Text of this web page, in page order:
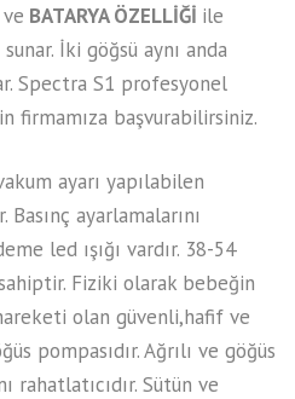
BATARYA ÖZELLİĞİ ile
İki göğsü aynı anda
Spectra S1 profesyonel
firmamıza başvurabilirsiniz.
ayarı yapılabilen
ayarlamalarını
led ışığı vardır. 38-54
Fiziki olarak bebeğin
olan güvenli,hafif ve
pompasıdır. Ağrılı ve göğüs
rahatlatıcıdır. Sütün ve